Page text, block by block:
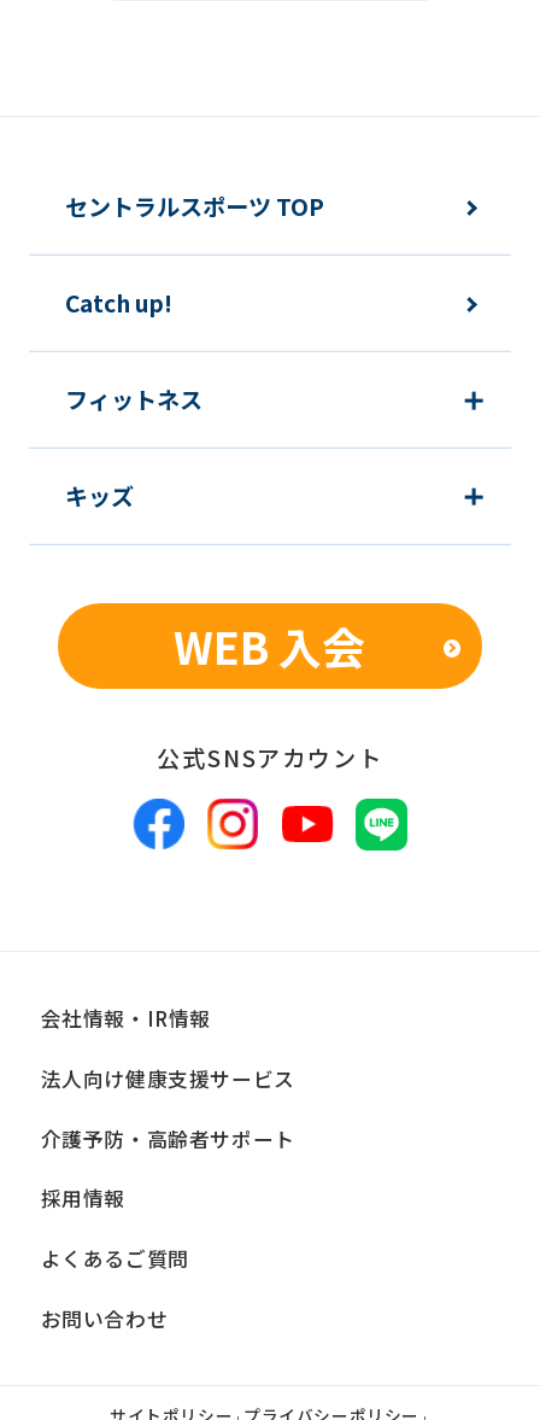
セントラルスポーツ TOP
Catch up!
フィットネス
キッズ
WEB 入会
公式SNSアカウント
会社情報・IR情報
法人向け健康支援サービス
介護予防・高齢者サポート
採用情報
よくあるご質問
お問い合わせ
サイトポリシー プライバシーポリシー